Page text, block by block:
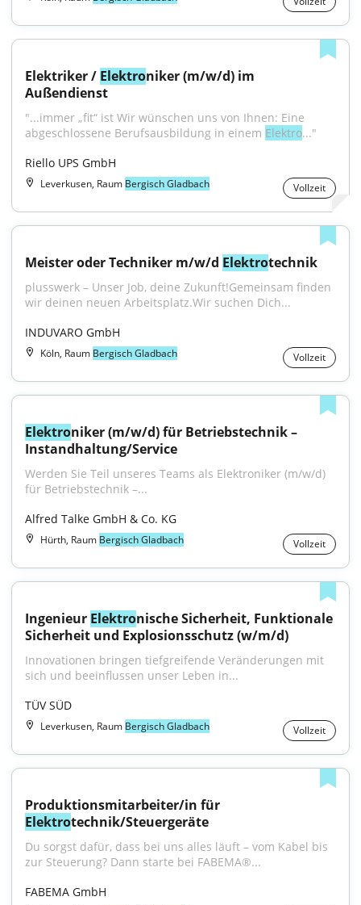
Elektriker / Elektroniker (m/w/d) im
Außendienst
"...immer „fit“ ist Wir wünschen uns von Ihnen: Eine
abgeschlossene Berufsausbildung in einem Elektro..."
Riello UPS GmbH
Leverkusen, Raum Bergisch Gladbach Vollzeit
Meister oder Techniker m/w/d Elektrotechnik
plusswerk – Unser Job, deine Zukunft!Gemeinsam finden
wir deinen neuen Arbeitsplatz.Wir suchen Dich...
INDUVARO GmbH
Köln, Raum Bergisch Gladbach Vollzeit
Elektroniker (m/w/d) für Betriebstechnik –
Instandhaltung/Service
Werden Sie Teil unseres Teams als Elektroniker (m/w/d)
für Betriebstechnik –...
Alfred Talke GmbH & Co. KG
Hürth, Raum Bergisch Gladbach Vollzeit
Ingenieur Elektronische Sicherheit, Funktionale
Sicherheit und Explosionsschutz (w/m/d)
Innovationen bringen tiefgreifende Veränderungen mit
sich und beeinflussen unser Leben in...
TÜV SÜD
Leverkusen, Raum Bergisch Gladbach Vollzeit
Elektrotechnik/Steuergeräte
Du sorgst dafür, dass bei uns alles läuft – vom Kabel bis
zur Steuerung? Dann starte bei FABEMA®...
FABEMA GmbH